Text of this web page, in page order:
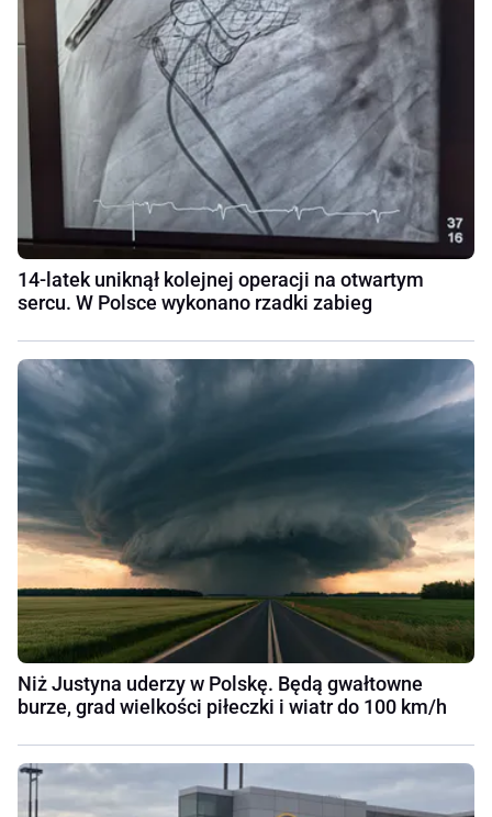
14-latek uniknął kolejnej operacji na otwartym
sercu. W Polsce wykonano rzadki zabieg
Niż Justyna uderzy w Polskę. Będą gwałtowne
burze, grad wielkości piłeczki i wiatr do 100 km/h